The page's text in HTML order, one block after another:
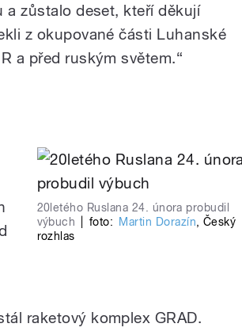
a zůstalo deset, kteří děkují
z okupované části Luhanské
a před ruským světem.“
20letého Ruslana 24. února probudil
výbuch
foto: Martin Dorazín, Český
rozhlas
raketový komplex GRAD.